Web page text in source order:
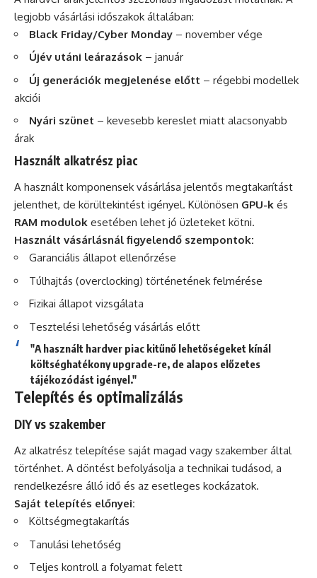
legjobb vásárlási időszakok általában:
Black Friday/Cyber Monday – november vége
Újév utáni leárazások – január
Új generációk megjelenése előtt – régebbi modellek
akciói
Nyári szünet – kevesebb kereslet miatt alacsonyabb
árak
Használt alkatrész piac
A használt komponensek vásárlása jelentős megtakarítást
jelenthet, de körültekintést igényel. Különösen GPU-k és
RAM modulok esetében lehet jó üzleteket kötni.
Használt vásárlásnál figyelendő szempontok:
Garanciális állapot ellenőrzése
Túlhajtás (overclocking) történetének felmérése
Fizikai állapot vizsgálata
Tesztelési lehetőség vásárlás előtt
"A használt hardver piac kitűnő lehetőségeket kínál
költséghatékony upgrade-re, de alapos előzetes
tájékozódást igényel."
Telepítés és optimalizálás
DIY vs szakember
Az alkatrész telepítése saját magad vagy szakember által
történhet. A döntést befolyásolja a technikai tudásod, a
rendelkezésre álló idő és az esetleges kockázatok.
Saját telepítés előnyei:
Költségmegtakarítás
Tanulási lehetőség
Teljes kontroll a folyamat felett